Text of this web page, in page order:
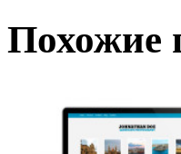
Похожие